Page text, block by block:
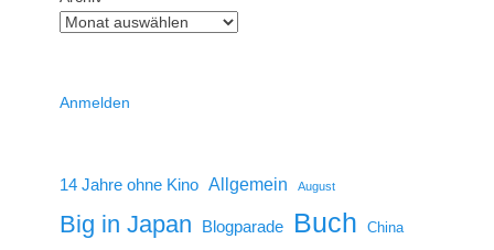
Anmelden
14 Jahre ohne Kino Allgemein August
Big in Japan Blogparade Buch China